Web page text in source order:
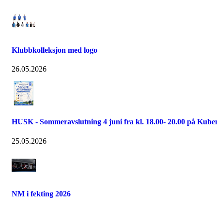
Klubbkolleksjon med logo
26.05.2026
HUSK - Sommeravslutning 4 juni fra kl. 18.00- 20.00 på
25.05.2026
NM i fekting 2026